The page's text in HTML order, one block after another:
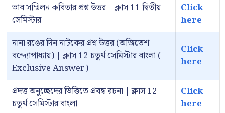
ভাব সম্মিলন কবিতার প্রশ্ন উত্তর | ক্লাস 11 দ্বিতীয়
সেমিস্টার
Click
here
নানা রঙের দিন নাটকের প্রশ্ন উত্তর (অজিতেশ
বন্দ্যোপাধ্যায়) | ক্লাস 12 চতুর্থ সেমিস্টার বাংলা (
Exclusive Answer)
Click
here
প্রদত্ত অনুচ্ছেদের ভিত্তিতে প্রবন্ধ রচনা | ক্লাস 12
চতুর্থ সেমিস্টার বাংলা
Click
here